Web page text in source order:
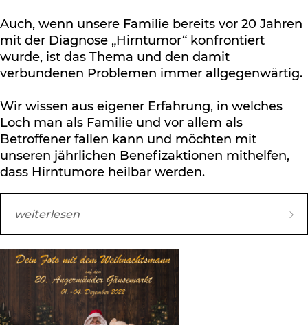
Auch, wenn unsere Familie bereits vor 20 Jahren
mit der Diagnose „Hirntumor“ konfrontiert
wurde, ist das Thema und den damit
verbundenen Problemen immer allgegenwärtig.
Wir wissen aus eigener Erfahrung, in welches
Loch man als Familie und vor allem als
Betroffener fallen kann und möchten mit
unseren jährlichen Benefizaktionen mithelfen,
dass Hirntumore heilbar werden.
weiterlesen
Viele Jahre lang gestaltete ich Kalender aus
eigenen Fotomotiven und verkaufte diese zu
Gunsten der Deutschen Hirntumorhilfe. 2018
wurden die beruflichen und bürokratischen